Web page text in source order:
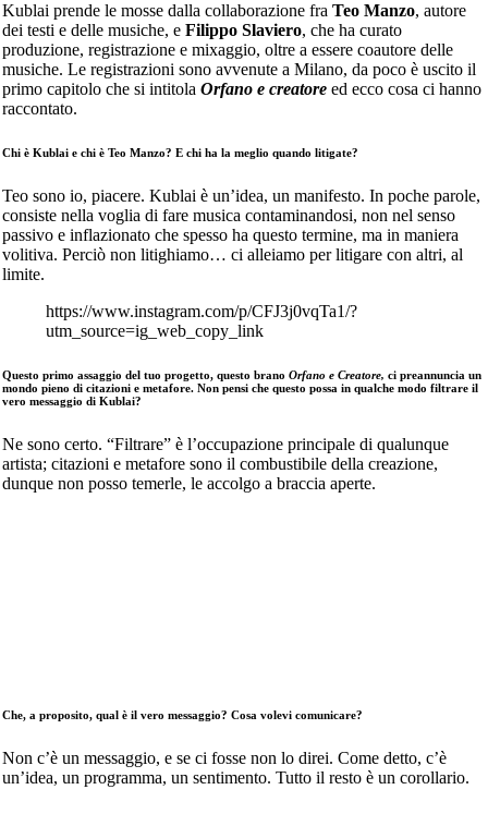
Kublai prende le mosse dalla collaborazione fra Teo Manzo, autore
dei testi e delle musiche, e Filippo Slaviero, che ha curato
produzione, registrazione e mixaggio, oltre a essere coautore delle
musiche. Le registrazioni sono avvenute a Milano, da poco è uscito il
primo capitolo che si intitola Orfano e creatoreed ecco cosa ci hanno
raccontato.
Chi è Kublai e chi è Teo Manzo? E chi ha la meglio quando litigate?
Teo sono io, piacere. Kublai è un’idea, un manifesto. In poche parole,
consiste nella voglia di fare musica contaminandosi, non nel senso
passivo e inflazionato che spesso ha questo termine, ma in maniera
volitiva. Perciò non litighiamo… ci alleiamo per litigare con altri, al
limite.
https://www.instagram.com/p/CFJ3j0vqTa1/?
utm_source=ig_web_copy_link
Questo primo assaggio del tuo progetto, questo brano Orfano e Creatore, ci preannuncia un
mondo pieno di citazioni e metafore. Non pensi che questo possa in qualche modo filtrare il
vero messaggio di Kublai?
Ne sono certo. “Filtrare” è l’occupazione principale di qualunque
artista; citazioni e metafore sono il combustibile della creazione,
dunque non posso temerle, le accolgo a braccia aperte.
Che, a proposito, qual è il vero messaggio? Cosa volevi comunicare?
Non c’è un messaggio, e se ci fosse non lo direi. Come detto, c’è
un’idea, un programma, un sentimento. Tutto il resto è un corollario.